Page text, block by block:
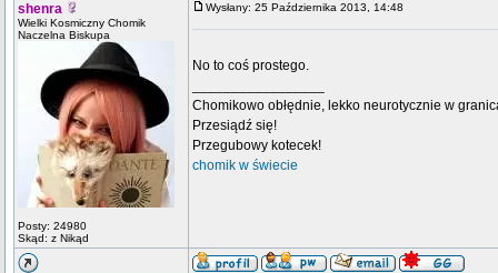
shenra
Wielki Kosmiczny Chomik
Naczelna Biskupa
Posty: 24980
Skąd: z Nikąd
Wysłany: 25 Października 2013, 14:48
No to coś prostego.
Chomikowo obłędnie, lekko neurotycznie w
Przesiądź się!
Przegubowy kotecek!
chomik w świecie